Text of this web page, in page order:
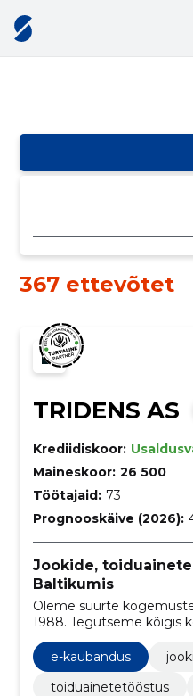
367 ettevõtet
TRIDENS AS
Krediidiskoor:
Maineskoor: 26 500
Töötajaid: 73
Prognooskäive (2026):
Jookide,
Baltikumis
Oleme suurte
1988. Tegutseme kõigis
Lätis ja Leedus – ning
töötajatele, klientidele,
koostööpartneritele.
e-kaubandus
toiduainetetööstus